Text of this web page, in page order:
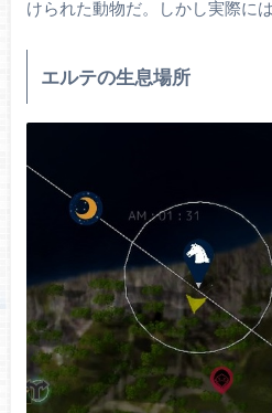
けられた動物だ。しかし実際に
エルテの生息場所